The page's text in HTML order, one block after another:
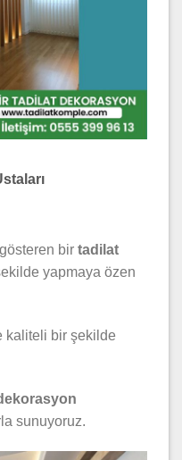
bir tadilat
yapmaya özen
kaliteli bir şekilde
sunuyoruz.